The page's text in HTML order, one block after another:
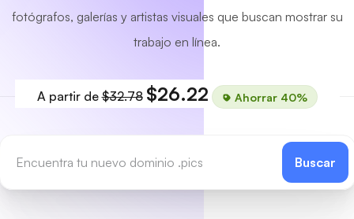
fotógrafos, galerías y artistas visuales que buscan mostrar su
trabajo en línea.
A partir de$32.78 $26.22 Ahorrar 40%
Buscar